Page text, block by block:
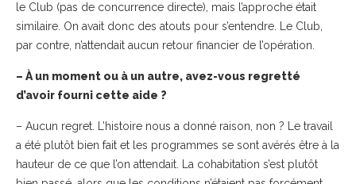
le Club (pas de concurrence directe), mais l’approche était
similaire. On avait donc des atouts pour s’entendre. Le Club,
par contre, n’attendait aucun retour financier de l’opération.
– À un moment ou à un autre, avez-vous regretté
d’avoir fourni cette aide ?
– Aucun regret. L’histoire nous a donné raison, non ? Le travail
a été plutôt bien fait et les programmes se sont avérés être à la
hauteur de ce que l’on attendait. La cohabitation s’est plutôt